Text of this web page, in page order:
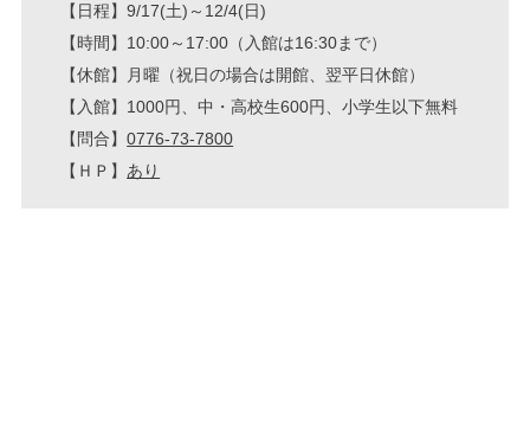
【日程】9/17(土)～12/4(日)
【時間】10:00～17:00（入館は16:30まで）
【休館】月曜（祝日の場合は開館、翌平日休館）
【入館】1000円、中・高校生600円、小学生以下無料
【問合】0776-73-7800
【ＨＰ】 あり